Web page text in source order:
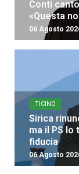
Conti
«Questa
06 Agosto
TICINO
Sirica
ma il PS lo
fiducia
06 Agosto